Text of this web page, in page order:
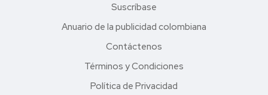
Suscríbase
Anuario de la publicidad colombiana
Contáctenos
Términos y Condiciones
Política de Privacidad